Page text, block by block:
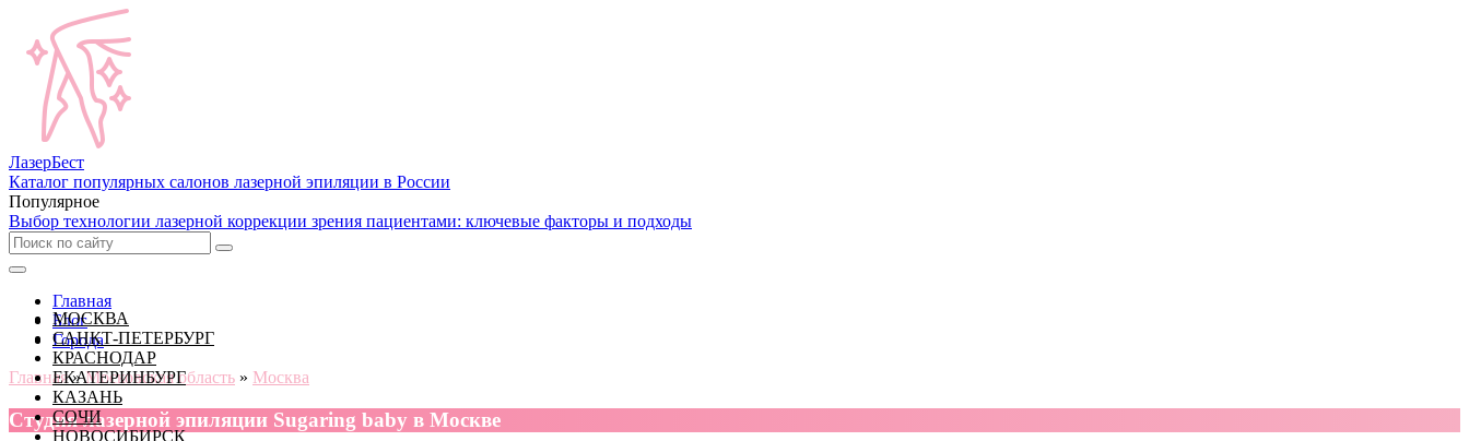
ЛазерБест
Каталог популярных салонов лазерной эпиляции в России
Популярное
Выбор технологии лазерной коррекции зрения пациентами: ключевые факторы и подходы
МОСКВА
САНКТ-ПЕТЕРБУРГ
КРАСНОДАР
ЕКАТЕРИНБУРГ
КАЗАНЬ
СОЧИ
НОВОСИБИРСК
Главная
Блог
Города
Главная » Московская область » Москва
Cтудия лазерной эпиляции Sugaring baby в Москве